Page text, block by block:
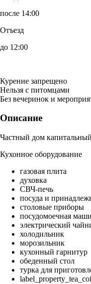
после 14:00
Отъезд
до 12:00
Курение запрещено
Нельзя с питомцами
Без вечеринок и
Описание
Частный дом
Кухонное оборудование
газовая плита
духовка
СВЧ-печь
посуда и
столовые приборы
посудомоечная
электрический
холодильник
морозильник
кухонный гарнитур
обеденный стол
турка для